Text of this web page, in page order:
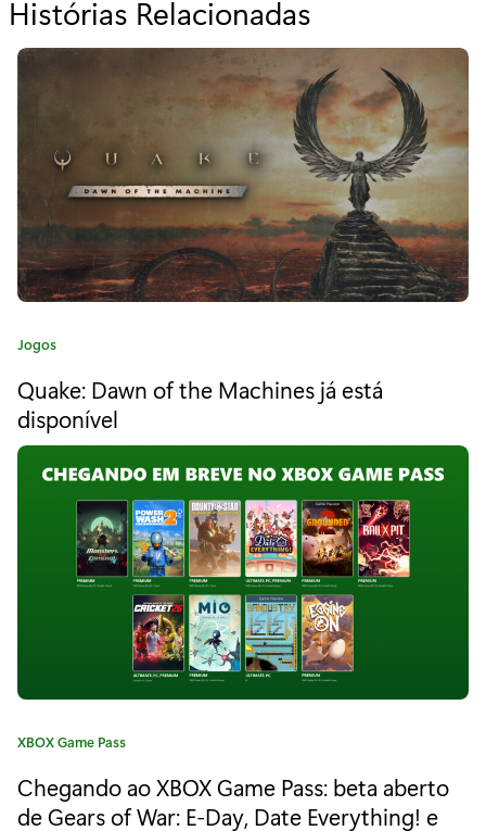
Histórias Relacionadas
a
r
a
“
D
i
a
a
r
a
j
o
g
a
r
g
C
t
e
o
Jogos
Quake: Dawn of the Machines já está
disponível
C
t
e
XBOX Game Pass
Chegando ao XBOX Game Pass: beta aberto
de Gears of War: E-Day, Date Everything! e